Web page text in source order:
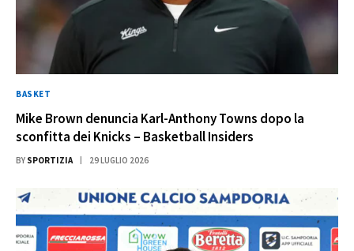
BASKET
Mike Brown denuncia Karl-Anthony Towns dopo la
sconfitta dei Knicks – Basketball Insiders
BY SPORTIZIA 29 LUGLIO 2026